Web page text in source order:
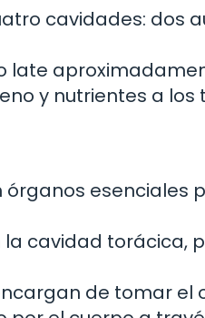
cavidades: dos
late
y nutrientes a los
órganos esenciales
la cavidad torácica,
de tomar el